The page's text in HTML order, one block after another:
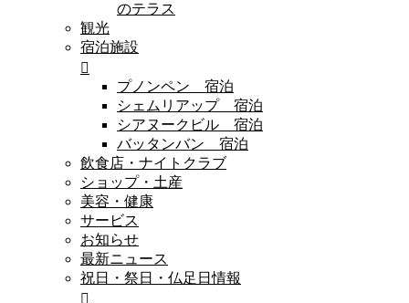
のテラス
観光
宿泊施設
プノンペン 宿泊
シェムリアップ 宿泊
シアヌークビル 宿泊
バッタンバン 宿泊
飲食店・ナイトクラブ
ショップ・土産
美容・健康
サービス
お知らせ
最新ニュース
祝日・祭日・仏足日情報